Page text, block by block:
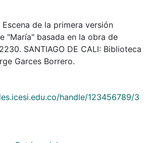
Escena de la primera versión
"María" basada en la obra de
SANTIAGO DE CALI: Biblioteca
Garces Borrero.
handle/123456789/3